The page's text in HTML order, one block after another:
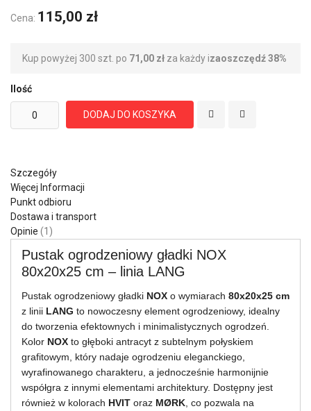
Cena: 115,00 zł
Kup powyżej 300 szt. po 71,00 zł za każdy izaoszczędź38%
Ilość
DODAJ DO KOSZYKA
Szczegóły
Więcej Informacji
Punkt odbioru
Dostawa i transport
Opinie
1
Pustak ogrodzeniowy gładki NOX
80x20x25 cm – linia LANG
Pustak ogrodzeniowy gładki NOX o wymiarach 80x20x25 cm
z linii LANG to nowoczesny element ogrodzeniowy, idealny
do tworzenia efektownych i minimalistycznych ogrodzeń.
Kolor NOX to głęboki antracyt z subtelnym połyskiem
grafitowym, który nadaje ogrodzeniu eleganckiego,
wyrafinowanego charakteru, a jednocześnie harmonijnie
współgra z innymi elementami architektury. Dostępny jest
również w kolorach HVIT oraz MØRK , co pozwala na